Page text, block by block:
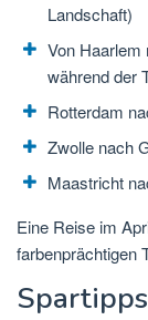
Landschaft)
Von Haarlem
während der
Rotterdam
Zwolle nach
Maastricht
Eine Reise im
farbenprächtigen